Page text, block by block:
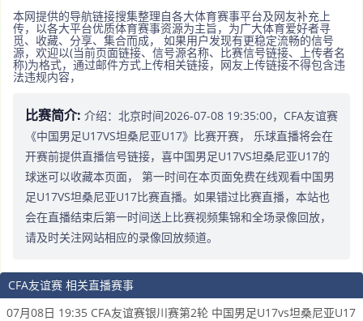
本网提供的导航链接搜集整理自各大体育赛事平台及网友补充上
传，以各大平台优质体育赛事资源为主旨，为广大体育爱好者寻
觅、收藏、分享、集合而成， 如果用户发现有更稳定流畅的信号
源，欢迎以(当前页面链接、信号源名称、比赛信号链接、上传者名
称)为格式，通过邮件方式上传相关链接，网友上传链接不得包含违
法违规内容，
比赛简介: 介绍：北京时间2026-07-08 19:35:00，CFA友谊赛
《中国男足U17VS坦桑尼亚U17》比赛开赛， 乐球直播将会在
开赛前提供直播信号链接，喜中国男足U17VS坦桑尼亚U17的
球迷可以收藏本页面， 第一时间在本页面免费在线观看中国男
足U17VS坦桑尼亚U17比赛直播。如果错过比赛直播，本站也
会在直播结束后第一时间送上比赛视频集锦和全场录像回放，
请及时关注网站相应的录像回放频道。
CFA友谊赛 相关直播赛事
07月08日 19:35 CFA友谊赛银川赛第2轮 中国男足U17vs坦桑尼亚U17